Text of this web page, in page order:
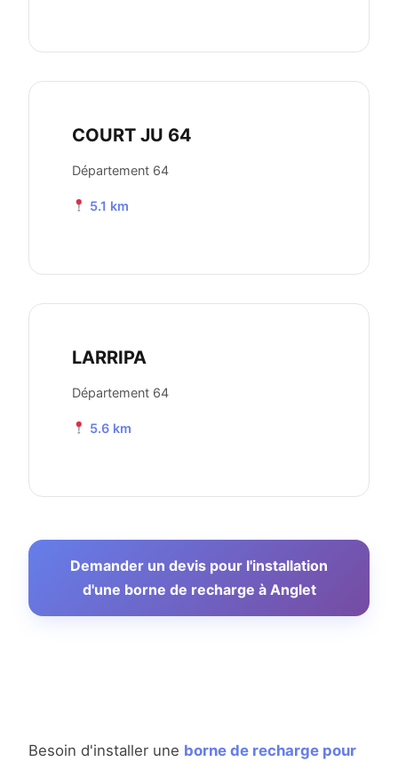
COURT JU 64
Département 64
5.1 km
LARRIPA
Département 64
5.6 km
Demander un devis pour l'installation
d'une borne de recharge à Anglet
Besoin d'installer une borne de recharge pour